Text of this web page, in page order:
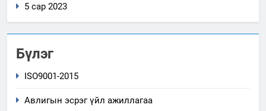
5 сар 2023
Бүлэг
ISO9001-2015
Авлигын эсрэг үйл ажиллагаа